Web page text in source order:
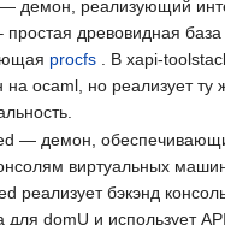
демон, реализующий
простая древовидная база
procfs . В xapi-
на ocaml, но реализует ту
— демон,
виртуальных
реализует бэкэнд
для domU и использует